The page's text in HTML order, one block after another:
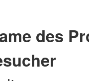
des